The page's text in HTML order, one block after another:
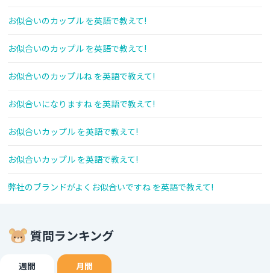
お似合いのカップル を英語で教えて!
お似合いのカップル を英語で教えて!
お似合いのカップルね を英語で教えて!
お似合いになりますね を英語で教えて!
お似合いカップル を英語で教えて!
お似合いカップル を英語で教えて!
弊社のブランドがよくお似合いですね を英語で教えて!
質問ランキング
週間 月間